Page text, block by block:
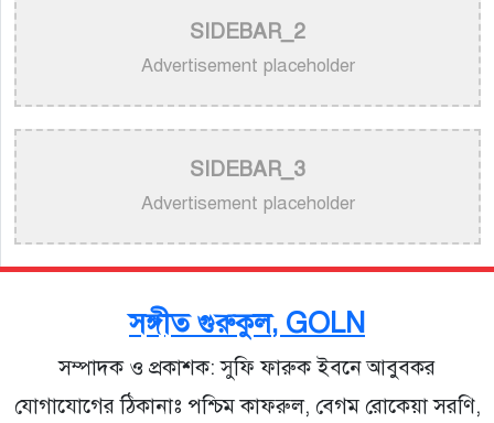
‘প্রেমিক ৪২০’
>
সুরাঙ্গনের নিভৃত পথিক: স্মরণে সুরকার ও কালজয়ী
>
চিরস্মরণীয় কণ্ঠশিল্পী মোহাম্মদ রফির জীবন ও সুরের যাত্রা
>
ট্রাম্প প্রশাসনের সামরিক ভিডিওতে নিজের গান ব্যবহার
নিয়ে ক্ষুব্ধ কেটি পেরি
নতুন করে ভাইরাল ‘আজ কেন মন উদাসী হয়ে’ গানের
SIDEBAR_2
Advertisement placeholder
SIDEBAR_3
Advertisement placeholder
সঙ্গীত গুরুকুল, GOLN
সম্পাদক ও প্রকাশক: সুফি ফারুক ইবনে আবুবকর
যোগাযোগের ঠিকানাঃ পশ্চিম কাফরুল, বেগম রোকেয়া সরণি,